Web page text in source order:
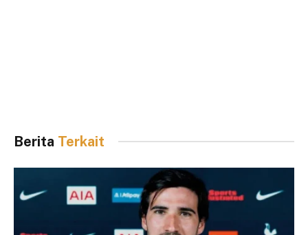
Berita Terkait